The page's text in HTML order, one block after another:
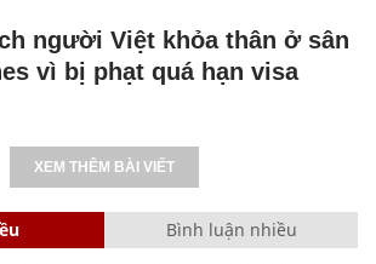
người Việt khỏa thân ở sân
vì bị phạt quá hạn visa
XEM THÊM BÀI VIẾT
Bình luận nhiều